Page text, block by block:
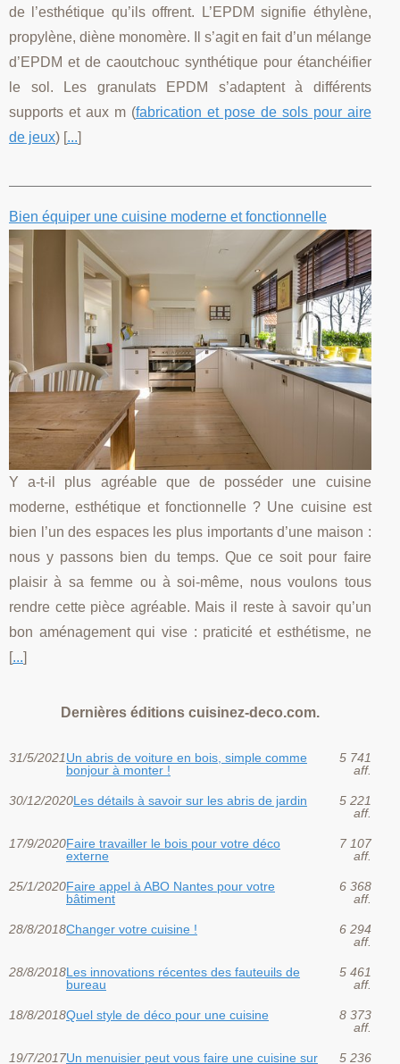
de l’esthétique qu’ils offrent. L’EPDM signifie éthylène,
propylène, diène monomère. Il s’agit en fait d’un mélange
d’EPDM et de caoutchouc synthétique pour étanchéifier
le sol. Les granulats EPDM s’adaptent à différents
supports et aux m (fabrication et pose de sols pour aire
de jeux) [...]
Bien équiper une cuisine moderne et fonctionnelle
Y a-t-il plus agréable que de posséder une cuisine
moderne, esthétique et fonctionnelle ? Une cuisine est
bien l’un des espaces les plus importants d’une maison :
nous y passons bien du temps. Que ce soit pour faire
plaisir à sa femme ou à soi-même, nous voulons tous
rendre cette pièce agréable. Mais il reste à savoir qu’un
bon aménagement qui vise : praticité et esthétisme, ne
[...]
Dernières éditions cuisinez-deco.com.
31/5/2021Un abris de voiture en bois, simple comme
bonjour à monter !
5 741
aff.
30/12/2020Les détails à savoir sur les abris de jardin
5 221
aff.
17/9/2020Faire travailler le bois pour votre déco
externe
7 107
aff.
25/1/2020Faire appel à ABO Nantes pour votre
bâtiment
6 368
aff.
28/8/2018Changer votre cuisine !
6 294
aff.
28/8/2018Les innovations récentes des fauteuils de
bureau
5 461
aff.
18/8/2018Quel style de déco pour une cuisine
8 373
aff.
19/7/2017Un menuisier peut vous faire une cuisine sur
5 236